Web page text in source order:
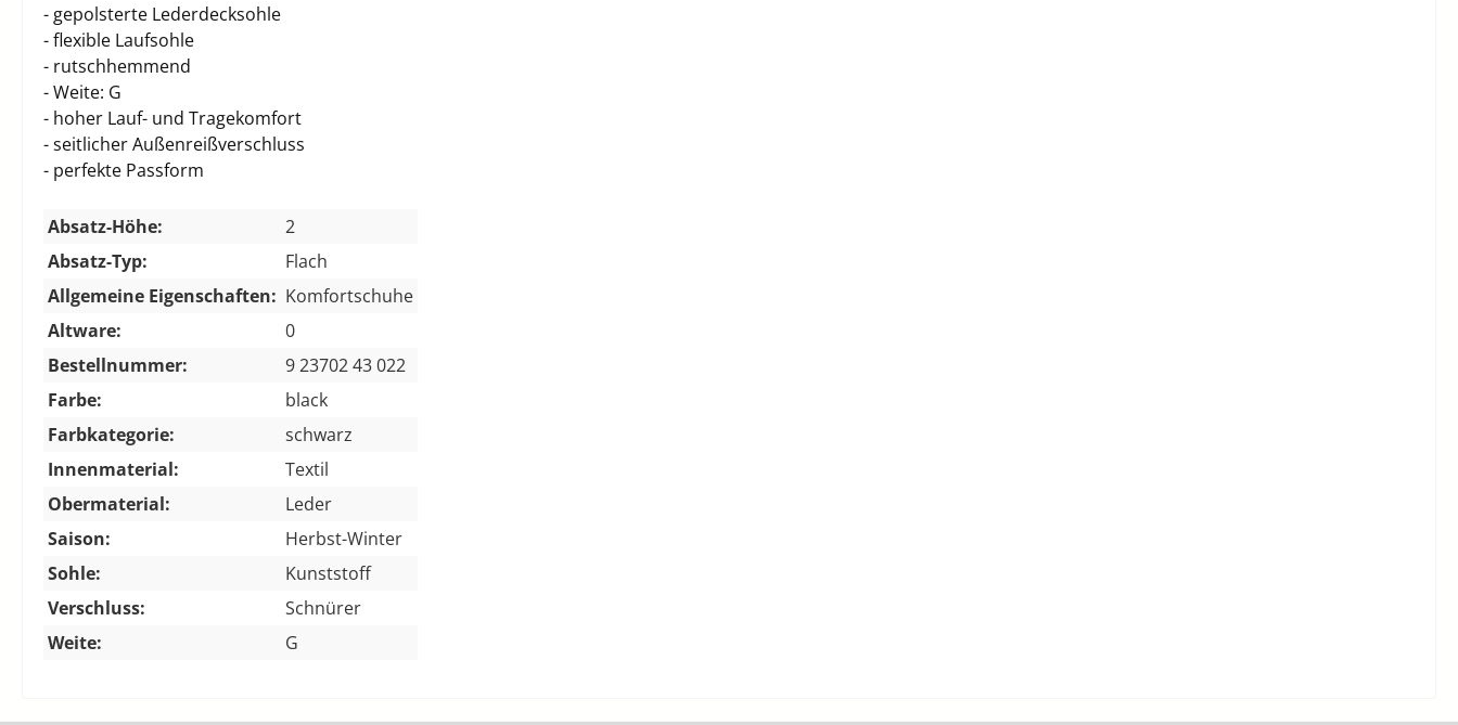
- gepolsterte Lederdecksohle
- flexible Laufsohle
- rutschhemmend
- Weite: G
- hoher Lauf- und Tragekomfort
- seitlicher Außenreißverschluss
- perfekte Passform
Absatz-Höhe:
2
Absatz-Typ:
Flach
Allgemeine Eigenschaften: Komfortschuhe
Altware:
0
Bestellnummer:
9 23702 43 022
Farbe:
black
Farbkategorie:
schwarz
Innenmaterial:
Textil
Obermaterial:
Leder
Saison:
Herbst-Winter
Sohle:
Kunststoff
Verschluss:
Schnürer
Weite:
G